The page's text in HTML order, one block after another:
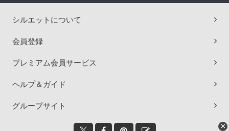
シルエットについて
会員登録
プレミアム会員サービス
ヘルプ＆ガイド
グループサイト
×